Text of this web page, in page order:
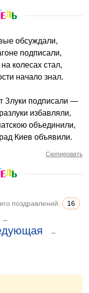
обсуждали,
подписали,
колесах стал,
начало знал.
Злуки подписали —
избавляли,
объединили,
Киев объявили.
Скопировать
поздравлений: 16
←
→